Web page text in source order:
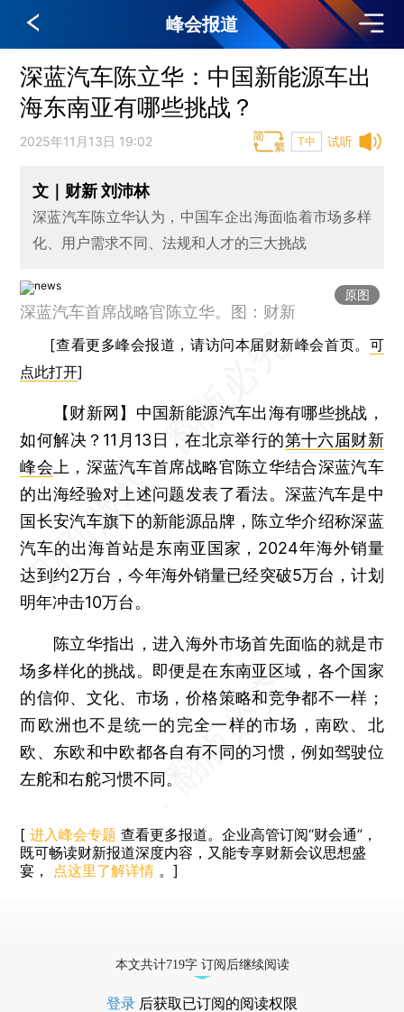
峰会报道
深蓝汽车陈立华：中国新能源车出
海东南亚有哪些挑战？
试听
2025年11月13日 19:02 T中
文｜财新 刘沛林
深蓝汽车陈立华认为，中国车企出海面临着市场多样
化、用户需求不同、法规和人才的三大挑战
原图
深蓝汽车首席战略官陈立华。图：财新
[查看更多峰会报道，请访问本届财新峰会首页。 可
点此打开]
【财新网】 中国新能源汽车出海有哪些挑战，
如何解决？11月13日，在北京举行的第十六届财新
峰会 上，深蓝汽车首席战略官陈立华结合深蓝汽车
的出海经验对上述问题发表了看法。深蓝汽车是中
国长安汽车旗下的新能源品牌，陈立华介绍称深蓝
汽车的出海首站是东南亚国家，2024年海外销量
达到约2万台，今年海外销量已经突破5万台，计划
明年冲击10万台。
陈立华指出，进入海外市场首先面临的就是市
场多样化的挑战。即便是在东南亚区域，各个国家
的信仰、文化、市场，价格策略和竞争都不一样；
而欧洲也不是统一的完全一样的市场，南欧、北
欧、东欧和中欧都各自有不同的习惯，例如驾驶位
左舵和右舵习惯不同。
[ 进入峰会专题 查看更多报道。企业高管订阅“财会通”，
既可畅读财新报道深度内容，又能专享财新会议思想盛
宴， 点这里了解详情 。]
本文共计719字 订阅后继续阅读
登录 后获取已订阅的阅读权限